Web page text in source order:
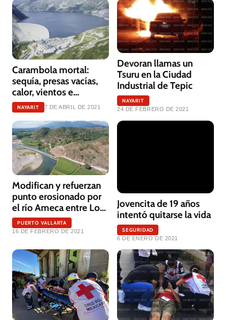
Carambola mortal:
sequía, presas vacías,
calor, vientos e
incendios
NAYARIT 7 DE ABRIL DE 2021
Devoran llamas un
Tsuru en la Ciudad
Industrial de Tepic
NAYARIT
24 DE FEBRERO DE 2021
Modifican y refuerzan
punto erosionado por
el río Ameca entre Los
Sauces y Aguamilpa
PUERTO VALLARTA
16 DE FEBRERO DE 2021
Jovencita de 19 años
intentó quitarse la vida
SEGURIDAD
6 DE ENERO DE 2021